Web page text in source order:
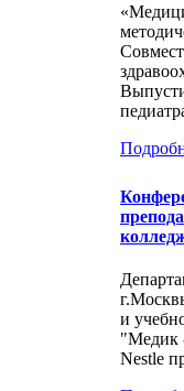
и
"Медик
Nestle